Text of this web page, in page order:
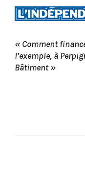
« Comment
l’exemple, à
Bâtiment »